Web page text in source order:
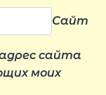
Сайт
сайта
моих